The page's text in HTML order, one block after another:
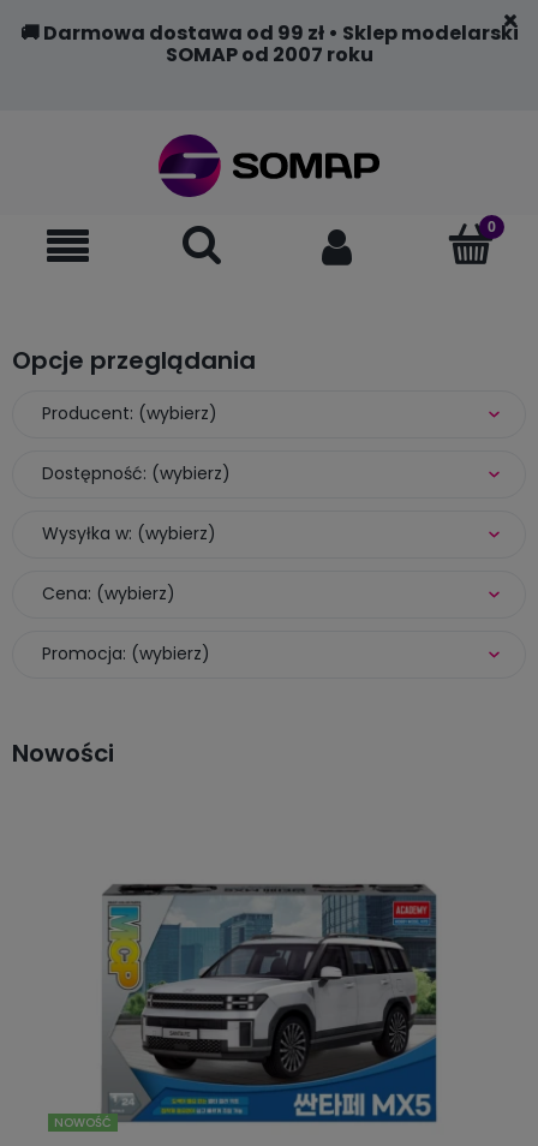
🚚 Darmowa dostawa od 99 zł • Sklep modelarski
SOMAP od 2007 roku
Opcje przeglądania
Producent: (wybierz)
Dostępność: (wybierz)
Wysyłka w: (wybierz)
Cena: (wybierz)
Promocja: (wybierz)
Nowości
NOWOŚĆ